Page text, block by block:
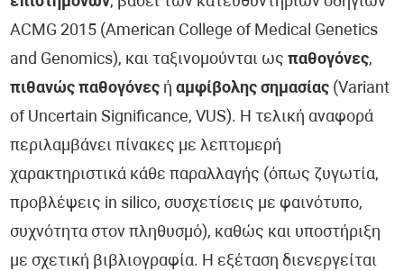
ACMG 2015 (American College of Medical Genetics
and Genomics), και ταξινομούνται ωςπαθογόνες,
πιθανώς παθογόνες ήαμφίβολης σημασίας (Variant
of Uncertain Significance, VUS). Η τελική αναφορά
περιλαμβάνει πίνακες με λεπτομερή
χαρακτηριστικά κάθε παραλλαγής (όπως ζυγωτία,
προβλέψεις in silico, συσχετίσεις με φαινότυπο,
συχνότητα στον πληθυσμό), καθώς και υποστήριξη
με σχετική βιβλιογραφία. Η εξέταση διενεργείται